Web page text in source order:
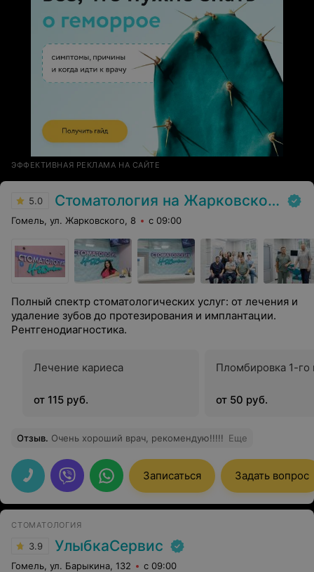
ЭФФЕКТИВНАЯ РЕКЛАМА НА САЙТЕ
5.0 Стоматология на Жарковского
Гомель, ул. Жарковского, 8 с 09:00
Полный спектр стоматологических услуг: от лечения и
удаление зубов до протезирования и имплантации.
Рентгенодиагностика.
Лечение кариеса
от 115 руб.
Пломбировка 1-го
от 50 руб.
Отзыв. Очень хороший врач, рекомендую!!!!! Еще
Записаться Задать вопрос
СТОМАТОЛОГИЯ
3.9 УлыбкаСервис
Гомель, ул. Барыкина, 132 с 09:00